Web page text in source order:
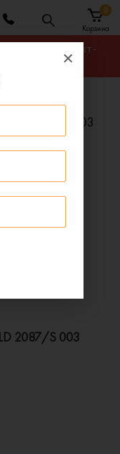
Корзина
0
оправу в Санкт-
PLD 2087/S 003
2087/S 003